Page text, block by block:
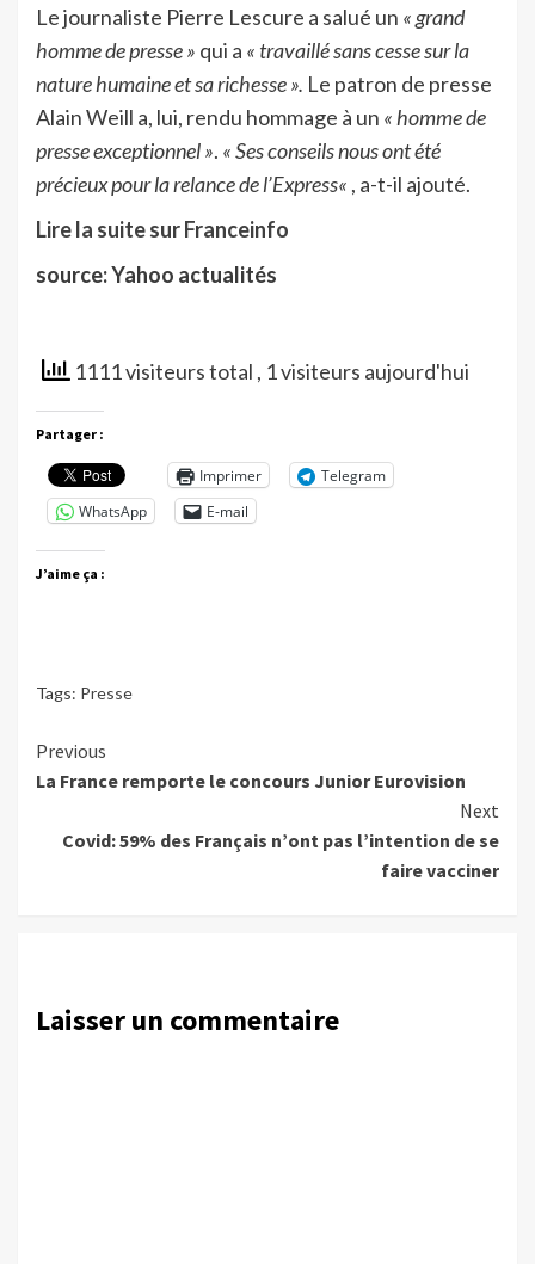
Le journaliste Pierre Lescure a salué un « grand
homme de presse » qui a « travaillé sans cesse sur la
nature humaine et sa richesse ». Le patron de presse
Alain Weill a, lui, rendu hommage à un « homme de
presse exceptionnel ». « Ses conseils nous ont été
précieux pour la relance de l’Express« , a-t-il ajouté.
Lire la suite sur Franceinfo
source: Yahoo actualités
1111 visiteurs total , 1 visiteurs aujourd'hui
Partager :
Imprimer
Telegram
WhatsApp
E-mail
J’aime ça :
Tags: Presse
Continue
Reading
Previous
La France remporte le concours Junior Eurovision
Next
Covid: 59% des Français n’ont pas l’intention de se
faire vacciner
Laisser un commentaire